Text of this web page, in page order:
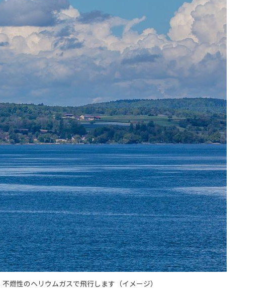
性のヘリウムガスで飛行します（イメージ）